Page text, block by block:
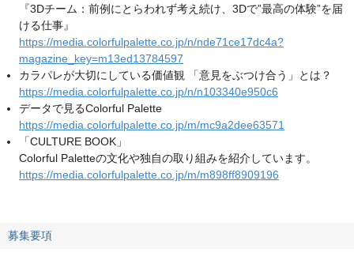
『3Dチーム：前例にとらわれず考え続け、3Dで”最高の体験”を届
ける仕事』
https://media.colorfulpalette.co.jp/n/nde71ce17dc4a?
magazine_key=m13ed13784597
カラパレが大切にしている価値観 「意見をぶつけ合う」とは？
https://media.colorfulpalette.co.jp/n/n103340e950c6
データで見るColorful Palette
https://media.colorfulpalette.co.jp/m/mc9a2dee63571
「CULTURE BOOK」
Colorful Paletteの文化や独自の取り組みを紹介しています。
https://media.colorfulpalette.co.jp/m/m898ff8909196
募集要項